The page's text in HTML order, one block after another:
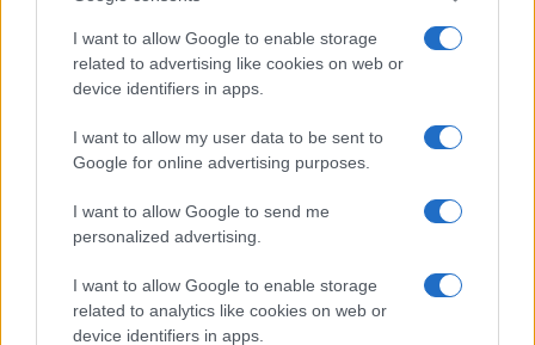
I want to allow Google to enable storage
related to advertising like cookies on web or
device identifiers in apps.
I want to allow my user data to be sent to
Google for online advertising purposes.
I want to allow Google to send me
personalized advertising.
I want to allow Google to enable storage
related to analytics like cookies on web or
device identifiers in apps.
Πανεπιστήμια – Διαγραφές
φοιτητών: Νέες διευκρινίσεις
μετά τις τελευταίες αλλαγές
Πανεπιστήμια: Μέχρι πότε οι
διαγραφές φοιτητών – Ποιοί
25/09/2025 - 09:16